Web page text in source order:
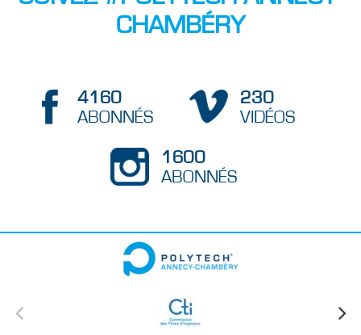
CHAMBÉRY
4160
ABONNÉS
230
VIDÉOS
1600
ABONNÉS